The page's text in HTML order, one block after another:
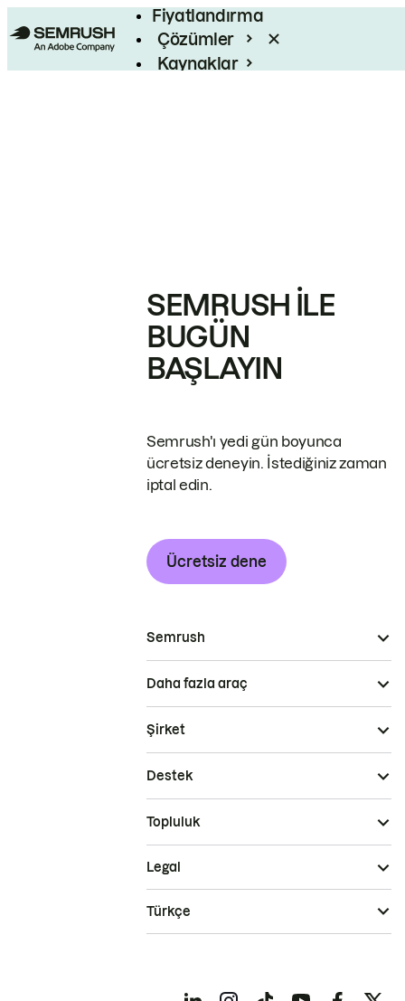
Fiyatlandırma
Çözümler
Kaynaklar
SEMRUSH ILE
BUGÜN
BAŞLAYIN
Semrush'ı yedi gün boyunca
ücretsiz deneyin. İstediğiniz zaman
iptal edin.
Ücretsiz dene
Semrush
Daha fazla araç
Şirket
Destek
Topluluk
Legal
Türkçe